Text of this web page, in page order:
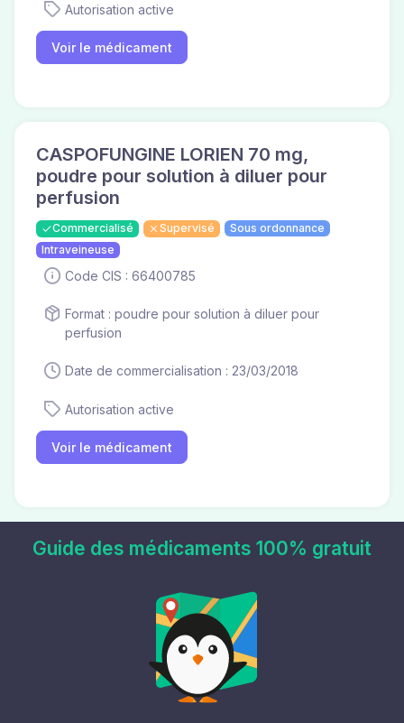
Autorisation active
Voir le médicament
CASPOFUNGINE LORIEN 70 mg,
poudre pour solution à diluer pour
perfusion
Commercialisé Supervisé
Sous ordonnance
Intraveineuse
Code CIS : 66400785
Format : poudre pour solution à diluer pour
perfusion
Date de commercialisation : 23/03/2018
Autorisation active
Voir le médicament
Guide des médicaments 100% gratuit